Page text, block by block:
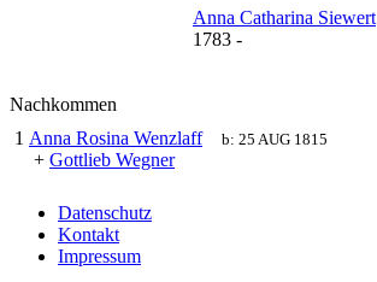
Anna Catharina Siewert
1783 -
Nachkommen
1 Anna Rosina Wenzlaff b:25 AUG 1815
+ Gottlieb Wegner
Datenschutz
Kontakt
Impressum